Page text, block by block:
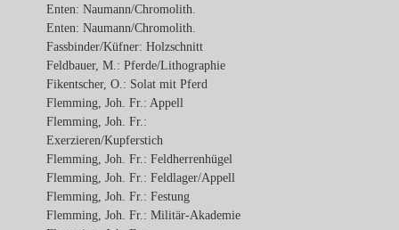
Enten: Naumann/Chromolith.
Enten: Naumann/Chromolith.
Fassbinder/Küfner: Holzschnitt
Feldbauer, M.: Pferde/Lithographie
Fikentscher, O.: Solat mit Pferd
Flemming, Joh. Fr.: Appell
Flemming, Joh. Fr.:
Exerzieren/Kupferstich
Flemming, Joh. Fr.: Feldherrenhügel
Flemming, Joh. Fr.: Feldlager/Appell
Flemming, Joh. Fr.: Festung
Flemming, Joh. Fr.: Militär-Akademie